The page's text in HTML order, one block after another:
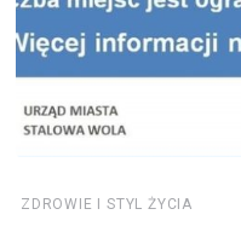
ZDROWIE I STYL ŻYCIA